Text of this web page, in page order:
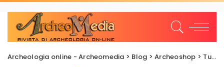
Archeologia online - Archeomedia > Blog >Archeoshop > Turismo culturale